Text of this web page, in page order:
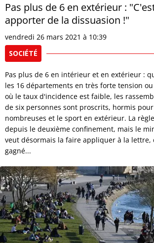
Pas plus de 6 en extérieur :
apporter de la dissuasion !"
vendredi 26 mars 2021 à 10:39
SOCIÉTÉ
Pas plus de 6 en intérieur et en extérieur :
les 16 départements en très forte tension
où le taux d'incidence est faible, les
de six personnes sont proscrits, hormis
nombreuses et le sport en extérieur. La
depuis le deuxième confinement, mais le
veut désormais la faire appliquer à la lettre,
gagné...